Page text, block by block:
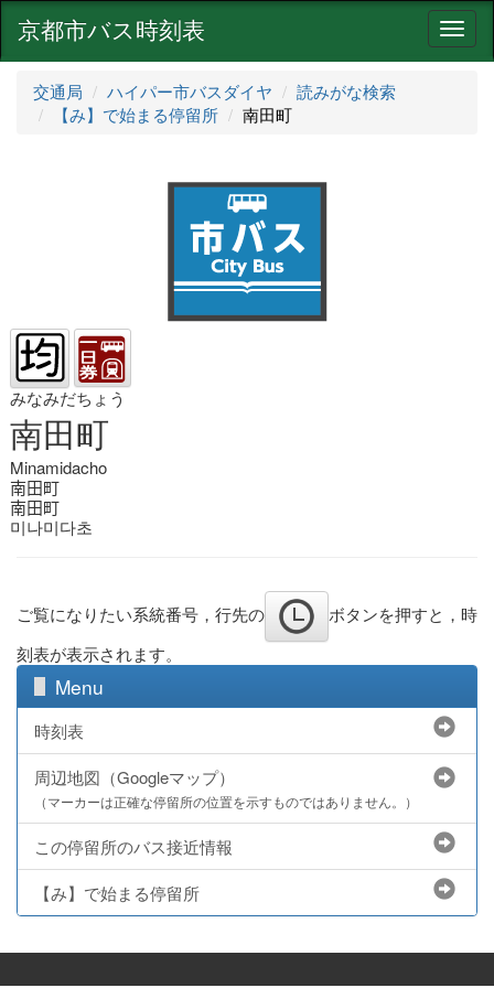
ナ
ビ
京都市バス時刻表
交通局 ハイパー市バスダイヤ
読みがな検索
【み】で始まる停留所
南田町
みなみだちょう
南田町
Minamidacho
南田町
南田町
미나미다초
ご覧になりたい系統番号，行先の
ボタンを押すと，時
刻表が表示されます。
Menu
時刻表
周辺地図（Googleマップ）
（マーカーは正確な停留所の位置を示すものではありません。）
この停留所のバス接近情報
【み】で始まる停留所